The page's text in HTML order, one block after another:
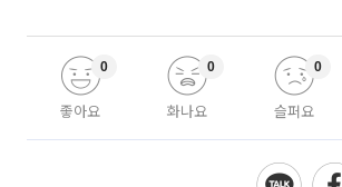
좋아요
0
화나요
0
슬퍼요
0